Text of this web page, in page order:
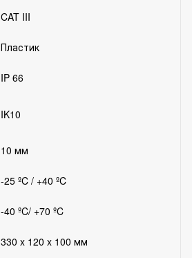
CAT III
Пластик
IP 66
IK10
10 мм
-25 ºC / +40 ºC
-40 ºC/ +70 ºC
330 x 120 x 100 мм